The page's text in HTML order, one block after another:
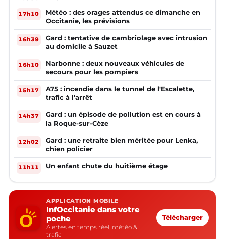
17h10
Météo : des orages attendus ce dimanche en
Occitanie, les prévisions
16h39
Gard : tentative de cambriolage avec intrusion
au domicile à Sauzet
16h10
Narbonne : deux nouveaux véhicules de
secours pour les pompiers
15h17
A75 : incendie dans le tunnel de l'Escalette,
trafic à l'arrêt
14h37
Gard : un épisode de pollution est en cours à
la Roque-sur-Cèze
12h02
Gard : une retraite bien méritée pour Lenka,
chien policier
11h11 Un enfant chute du huitième étage
APPLICATION MOBILE
InfOccitanie dans votre
poche
Alertes en temps réel, météo &
trafic
Télécharger